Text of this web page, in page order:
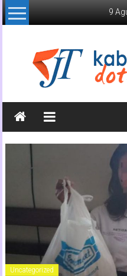
Lompat
ke
9
Kabar
Jawa
Timur
Uncategorized